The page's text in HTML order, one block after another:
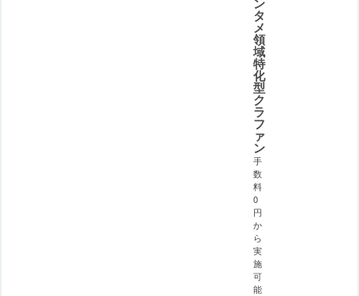
タ
メ
領
域
特
化
型
ク
ラ
フ
ァ
ン
手
数
料
0
円
か
ら
実
施
可
能